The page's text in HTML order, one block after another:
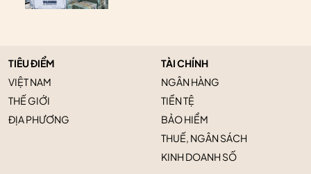
TIÊU ĐIỂM
VIỆT NAM
THẾ GIỚI
ĐỊA PHƯƠNG
TÀI CHÍNH
NGÂN HÀNG
TIỀN TỆ
BẢO HIỂM
THUẾ, NGÂN SÁCH
KINH DOANH SỐ